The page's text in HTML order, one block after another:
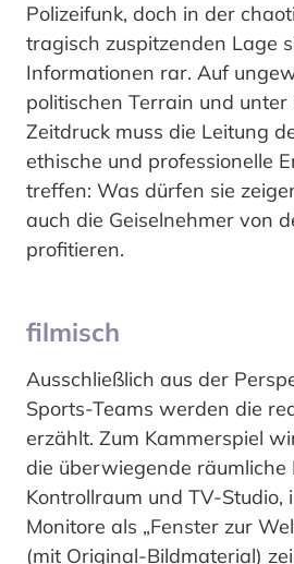
Polizeifunk, doch in der
tragisch zuspitzenden Lage
Informationen rar. Auf
politischen Terrain und unter
Zeitdruck muss die Leitung
ethische und professionelle
treffen: Was dürfen sie
auch die Geiselnehmer von
profitieren.
filmisch
Ausschließlich aus der
Sports-Teams werden die
erzählt. Zum Kammerspiel
die überwiegende räumliche
Kontrollraum und TV-Studio,
Monitore als „Fenster zur
(mit Original-Bildmaterial)